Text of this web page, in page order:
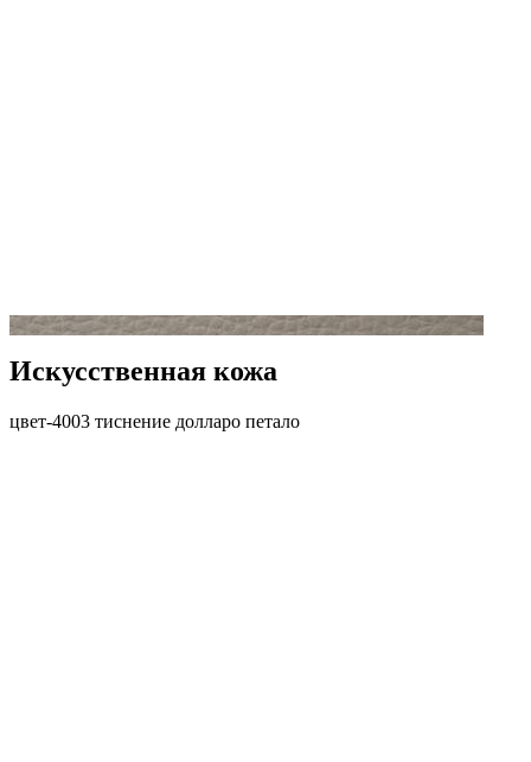
Искусственная кожа
цвет-4003 тиснение долларо петало